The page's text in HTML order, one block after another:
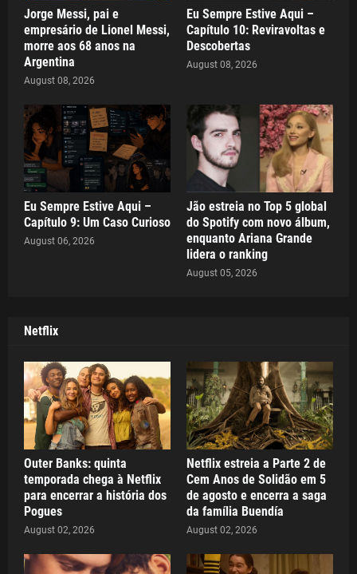
Jorge Messi, pai e
empresário de Lionel Messi,
morre aos 68 anos na
Argentina
August 08, 2026
Eu Sempre Estive Aqui –
Capítulo 10: Reviravoltas e
Descobertas
August 08, 2026
Eu Sempre Estive Aqui –
Capítulo 9: Um Caso Curioso
August 06, 2026
Jão estreia no Top 5 global
do Spotify com novo álbum,
enquanto Ariana Grande
lidera o ranking
August 05, 2026
Netflix
Outer Banks: quinta
temporada chega à Netflix
para encerrar a história dos
Pogues
August 02, 2026
Netflix estreia a Parte 2 de
Cem Anos de Solidão em 5
de agosto e encerra a saga
da família Buendía
August 02, 2026